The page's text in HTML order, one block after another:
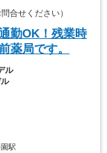
合せください）
勤OK！残業時
薬局です。
ル
駅